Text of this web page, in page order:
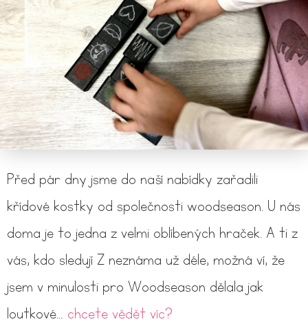
Před pár dny jsme do naší nabídky zařadili
křídové kostky od společnosti woodseason. U nás
doma je to jedna z velmi oblíbených hraček. A ti z
vás, kdo sledují Z neznáma už déle, možná ví, že
jsem v minulosti pro Woodseason dělala jak
loutkové… chcete vědět víc?